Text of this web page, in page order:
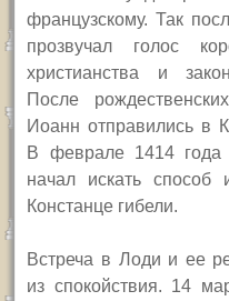
французскому. Так
прозвучал голос
христианства и
После
Иоанн отправились в
В феврале 1414
начал искать
Констанце гибели.
Встреча в Лоди и ее
из спокойствия. 14